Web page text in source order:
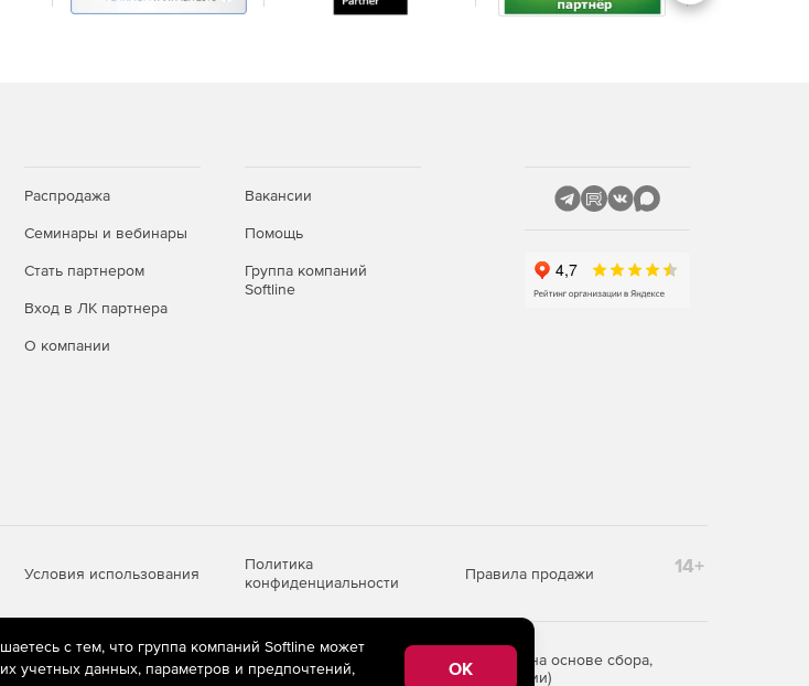
Распродажа
Семинары и вебинары
Стать партнером
Вход в ЛК партнера
О компании
Вакансии
Помощь
Группа компаний
Softline
Условия использования
Политика
конфиденциальности
Правила продажи 14+
(информационные технологии предоставления информации на основе сбора,
сети «Интернет», находящихся на территории Российской Федерации)
с тем, что группа компаний Softline может
учетных данных, параметров и предпочтений,
OK